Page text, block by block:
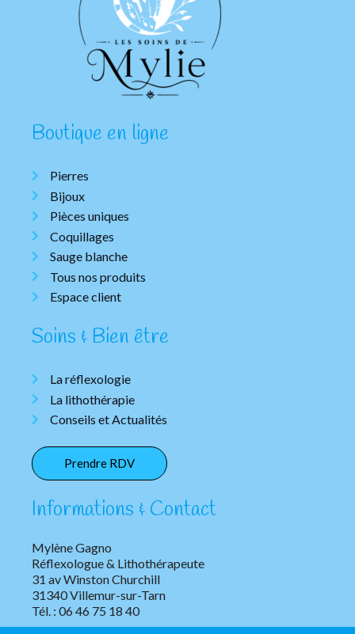
Boutique en ligne
Pierres
Bijoux
Pièces uniques
Coquillages
Sauge blanche
Tous nos produits
Espace client
Soins & Bien être
La réflexologie
La lithothérapie
Conseils et Actualités
Prendre RDV
Informations & Contact
Mylène Gagno
Réflexologue & Lithothérapeute
31 av Winston Churchill
31340 Villemur-sur-Tarn
Tél. : 06 46 75 18 40